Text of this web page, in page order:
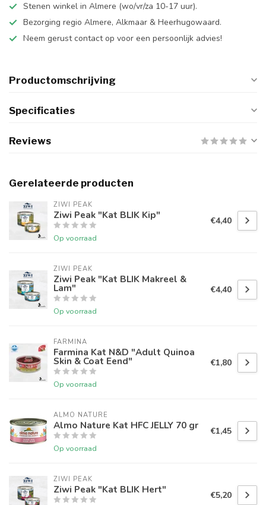
Stenen winkel in Almere (wo/vr/za 10-17 uur).
Bezorging regio Almere, Alkmaar & Heerhugowaard.
Neem gerust contact op voor een persoonlijk advies!
Productomschrijving
Specificaties
Reviews
Gerelateerde producten
ZIWI PEAK
Ziwi Peak "Kat BLIK Kip"
Op voorraad
€4,40
ZIWI PEAK
Ziwi Peak "Kat BLIK Makreel &
Lam"
Op voorraad
€4,40
FARMINA
Farmina Kat N&D "Adult Quinoa
Skin & Coat Eend"
Op voorraad
€1,80
ALMO NATURE
Almo Nature Kat HFC JELLY 70 gr
Op voorraad
€1,45
ZIWI PEAK
Ziwi Peak "Kat BLIK Hert" €5,20